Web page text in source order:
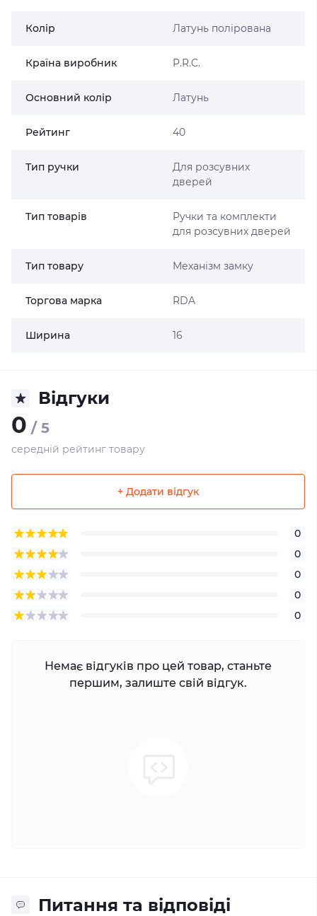
Колір Латунь полірована
Країна виробник P.R.C.
Основний колір Латунь
Рейтинг 40
Тип ручки
Для розсувних
дверей
Тип товарів
Ручки та комплекти
для розсувних дверей
Тип товару Механізм замку
Торгова марка RDA
Ширина 16
Відгуки
0 / 5
середній рейтинг товару
+ Додати відгук
0
0
0
0
0
Немає відгуків про цей товар, станьте
першим, залиште свій відгук.
Питання та відповіді